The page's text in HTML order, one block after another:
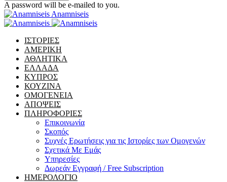
A password will be e-mailed to you.
Anamniseis
ΙΣΤΟΡΙΕΣ
ΑΜΕΡΙΚΗ
ΑΘΛΗΤΙΚΑ
ΕΛΛΑΔΑ
ΚΥΠΡΟΣ
ΚΟΥΖΙΝΑ
ΟΜΟΓΕΝΕΙΑ
ΑΠΟΨΕΙΣ
ΠΛΗΡΟΦΟΡΙΕΣ
Επικοινωνία
Σκοπός
Συχνές Ερωτήσεις για τις Ιστορίες των Ομογενών
Σχετικά Με Εμάς
Υπηρεσίες
Δωρεάν Εγγραφή / Free Subscription
ΗΜΕΡΟΛΟΓΙΟ